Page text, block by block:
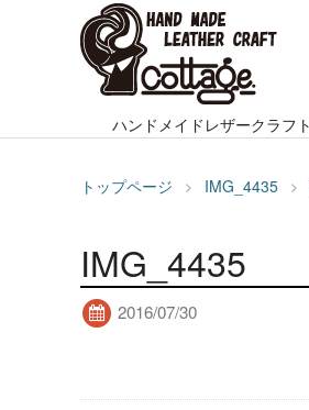
ハンドメイドレザークラフ
トップページ IMG_4435
IMG_4435
2016/07/30